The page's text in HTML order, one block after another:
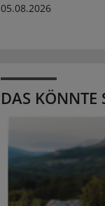
05.08.2026
DAS KÖNNTE